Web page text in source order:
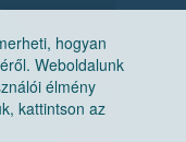
hogyan
Weboldalunk
élmény
kattintson az